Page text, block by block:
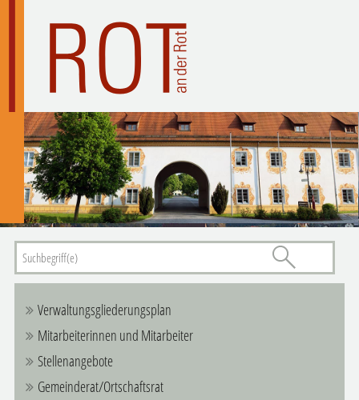
Verwaltungsgliederungsplan
Mitarbeiterinnen und Mitarbeiter
Stellenangebote
Gemeinderat/Ortschaftsrat